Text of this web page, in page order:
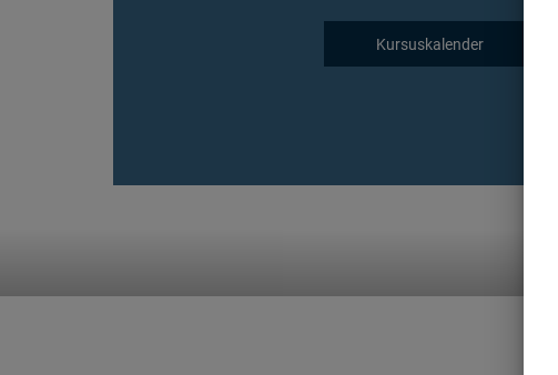
Kursuskalender